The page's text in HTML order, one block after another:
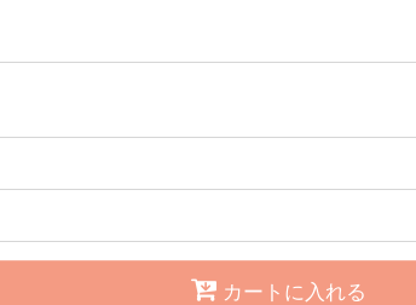
カートに入れる